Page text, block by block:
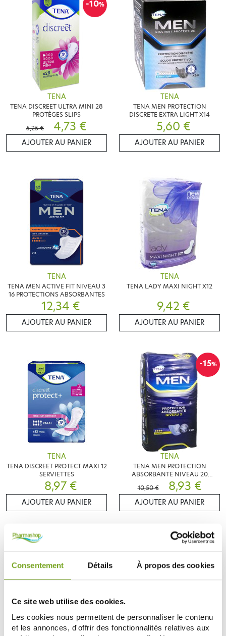
Consentement Détails À propos des cookies
Ce site web utilise des cookies.
Les cookies nous permettent de personnaliser le contenu
et les annonces, d'offrir des fonctionnalités relatives aux
-10%
TENA
TENA DISCREET ULTRA MINI 28
PROTÈGES SLIPS
5,25 €
4,73 €
AJOUTER AU PANIER
TENA
TENA MEN PROTECTION
DISCRETE EXTRA LIGHT X14
5,60 €
AJOUTER AU PANIER
TENA
TENA MEN ACTIVE FIT NIVEAU 3
16 PROTECTIONS ABSORBANTES
12,34 €
AJOUTER AU PANIER
TENA
TENA LADY MAXI NIGHT X12
9,42 €
AJOUTER AU PANIER
TENA
TENA DISCREET PROTECT MAXI 12
SERVIETTES
8,97 €
AJOUTER AU PANIER
-15%
TENA
TENA MEN PROTECTION
ABSORBANTE NIVEAU 20
MEDIUM
10,50 € 8,93 €
AJOUTER AU PANIER